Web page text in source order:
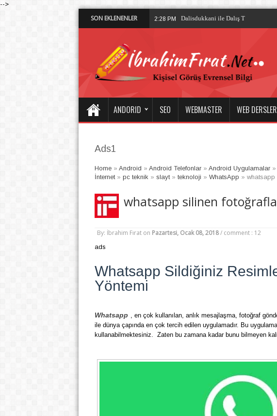
-->
SON EKLENENLER 2:28 PM Dalisdukkani ile Dalış Tutkusuna
ANDORID SEO WEBMASTER WEB
Ads1
Home» Android » Android Telefonlar» Android Uygulamalar»
İnternet» pc teknik » slayt» teknoloji » WhatsApp » whatsapp
whatsapp silinen
By: İbrahim Fırat on Pazartesi, Ocak 08, 2018 / comment : 12
ads
Whatsapp Sildiğiniz
Yöntemi
Whatsapp
, en çok kullanılan, anlık mesajlaşma, fotoğraf
ile dünya çapında en çok tercih edilen uygulamadır. Bu
kullanabilmektesiniz. Zaten bu zamana kadar bunu bilmeyen